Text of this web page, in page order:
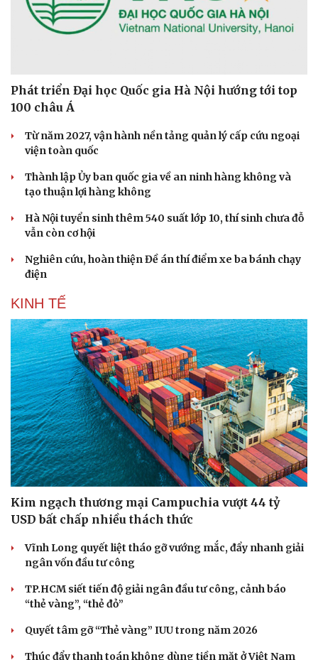
Cải chính
Phát triển Đại học Quốc gia Hà Nội hướng tới top
100 châu Á
Từ năm 2027, vận hành nền tảng quản lý cấp cứu ngoại
viện toàn quốc
Thành lập Ủy ban quốc gia về an ninh hàng không và
tạo thuận lợi hàng không
Hà Nội tuyển sinh thêm 540 suất lớp 10, thí sinh chưa đỗ
vẫn còn cơ hội
Nghiên cứu, hoàn thiện Đề án thí điểm xe ba bánh chạy
điện
KINH TẾ
Kim ngạch thương mại Campuchia vượt 44 tỷ
USD bất chấp nhiều thách thức
Vĩnh Long quyết liệt tháo gỡ vướng mắc, đẩy nhanh giải
ngân vốn đầu tư công
TP.HCM siết tiến độ giải ngân đầu tư công, cảnh báo
“thẻ vàng”, “thẻ đỏ”
Quyết tâm gỡ “Thẻ vàng” IUU trong năm 2026
Thúc đẩy thanh toán không dùng tiền mặt ở Việt Nam